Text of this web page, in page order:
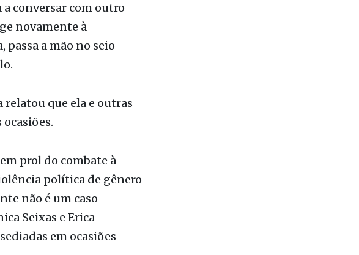
com outro deputado.
Isa Penna, que
conversar com outro
novamente à
prol do combate à
política de gênero
não é um caso